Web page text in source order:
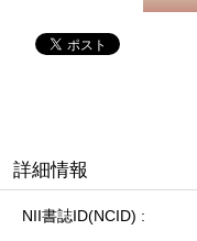
詳細情報
NII書誌ID(NCID)